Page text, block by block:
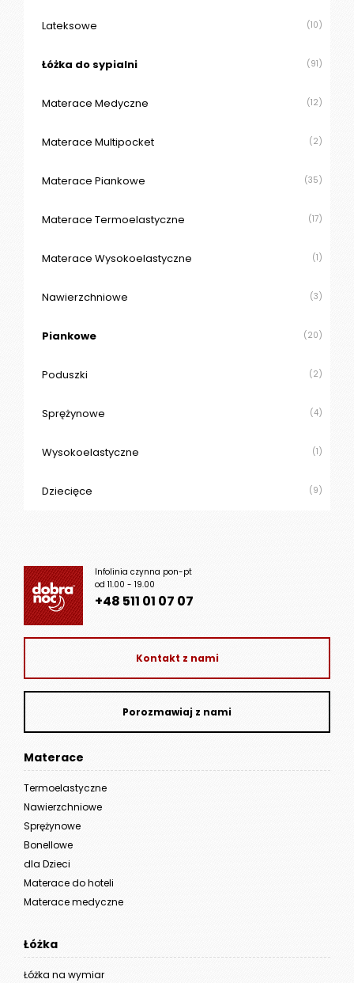
Lateksowe (10)
Łóżka do sypialni (91)
Materace Medyczne (12)
Materace Multipocket (2)
Materace Piankowe (35)
Materace Termoelastyczne (17)
Materace Wysokoelastyczne (1)
Nawierzchniowe (3)
Piankowe (20)
Poduszki (2)
Sprężynowe (4)
Wysokoelastyczne (1)
Dziecięce (9)
Infolinia czynna pon-pt
od 11.00 - 19.00
+48 511 01 07 07
Kontakt z nami
Porozmawiaj z nami
Materace
Termoelastyczne
Nawierzchniowe
Sprężynowe
Bonellowe
dla Dzieci
Materace do hoteli
Materace medyczne
Łóżka
Łóżka na wymiar